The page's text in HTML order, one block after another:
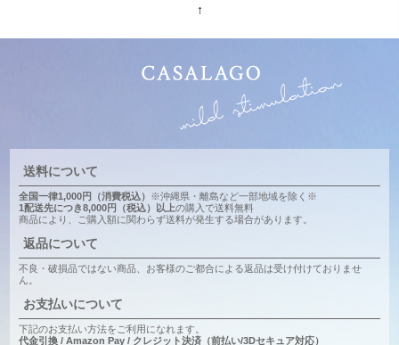
↑
送料について
全国一律1,000円（消費税込） ※沖縄県・離島など一部地域を除く※
1配送先につき8,000円（税込）以上の購入で送料無料
商品により、ご購入額に関わらず送料が発生する場合があります。
返品について
不良・破損品ではない商品、お客様のご都合による返品は受け付けておりませ
ん。
お支払いについて
下記のお支払い方法をご利用になれます。
代金引換 / Amazon Pay / クレジット決済（前払い/3Dセキュア対応）